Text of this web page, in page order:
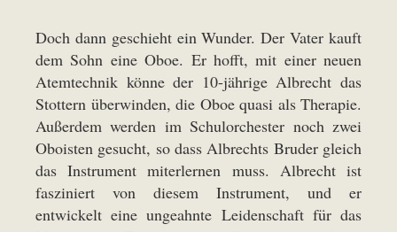
Doch dann geschieht ein Wunder. Der Vater kauft
dem Sohn eine Oboe. Er hofft, mit einer neuen
Atemtechnik könne der 10-jährige Albrecht das
Stottern überwinden, die Oboe quasi als Therapie.
Außerdem werden im Schulorchester noch zwei
Oboisten gesucht, so dass Albrechts Bruder gleich
das Instrument miterlernen muss. Albrecht ist
fasziniert von diesem Instrument, und er
entwickelt eine ungeahnte Leidenschaft für das